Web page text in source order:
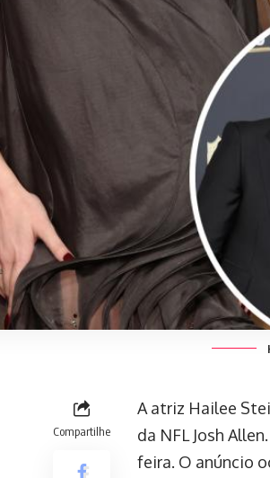
Compartilhe
A atriz Hailee
da NFL Josh
feira. O anúncio